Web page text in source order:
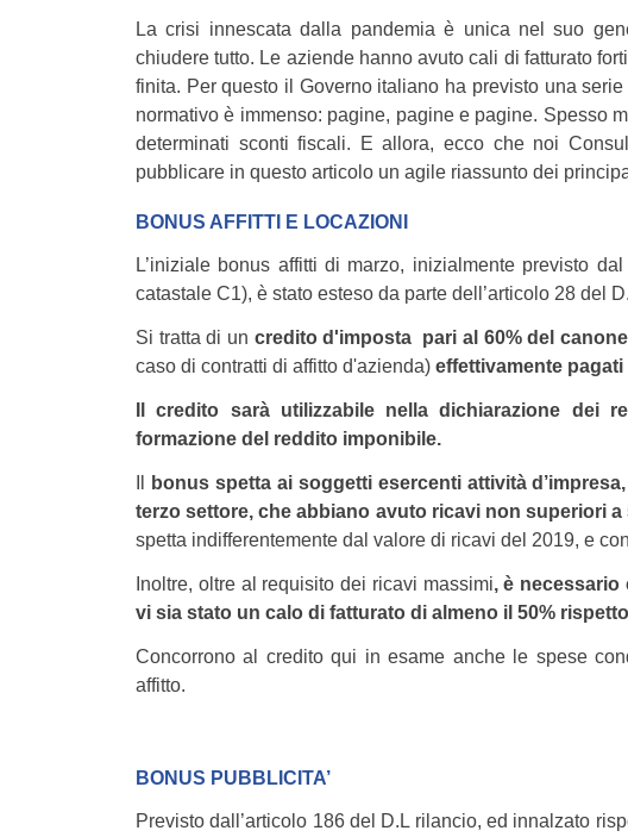
La crisi innescata dalla pandemia è unica nel suo
chiudere tutto. Le aziende hanno avuto cali di fatturato
finita. Per questo il Governo italiano ha previsto una
normativo è immenso: pagine, pagine e pagine. Spesso
determinati sconti fiscali. E allora, ecco che noi
pubblicare in questo articolo un agile riassunto dei
BONUS AFFITTI E LOCAZIONI
L’iniziale bonus affitti di marzo, inizialmente previsto
catastale C1), è stato esteso da parte dell’articolo 28 del
Si tratta di un credito d'imposta pari al 60% del
caso di contratti di affitto d'azienda) effettivamente pagati
Il credito sarà utilizzabile nella dichiarazione dei
formazione del reddito imponibile.
bonus spetta ai soggetti esercenti attività
terzo settore, che abbiano avuto ricavi non superiori a
spetta indifferentemente dal valore di ricavi del 2019, e
Inoltre, oltre al requisito dei ricavi massimi, è necessario
vi sia stato un calo di fatturato di almeno il 50%
Concorrono al credito qui in esame anche le spese
affitto.
BONUS PUBBLICITA’
Previsto dall’articolo 186 del D.L rilancio, ed innalzato